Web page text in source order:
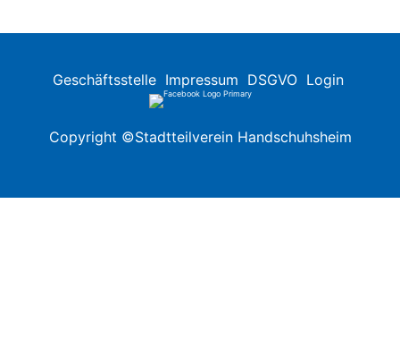
Geschäftsstelle Impressum DSGVO Login
Copyright ©Stadtteilverein Handschuhsheim